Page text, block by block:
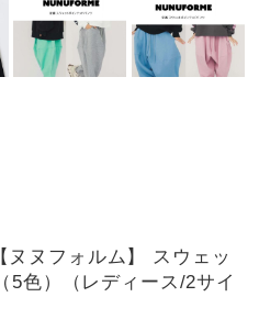
ヌヌフォルム】 スウェッ
色）（レディース/2サイ